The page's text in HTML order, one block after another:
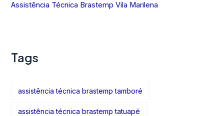
Assistência Técnica Brastemp Vila Marilena
Tags
assistência técnica brastemp tamboré
assistência técnica brastemp tatuapé